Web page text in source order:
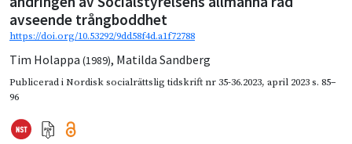
avseende trångboddhet
https://doi.org/10.53292/9dd58f4d.a1f72788
Tim Holappa (1989), Matilda Sandberg
Publicerad iNordisk socialrättslig tidskrift nr 35-36.2023, april 2023s. 85–
96